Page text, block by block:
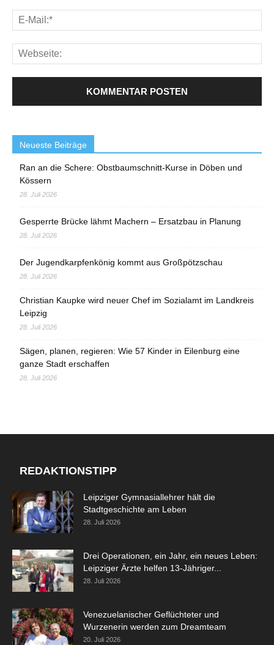
Neueste Beiträge
Ran an die Schere: Obstbaumschnitt-Kurse in Döben und
Kössern
28. Juli 2026
Gesperrte Brücke lähmt Machern – Ersatzbau in Planung
28. Juli 2026
Der Jugendkarpfenkönig kommt aus Großpötzschau
28. Juli 2026
Christian Kaupke wird neuer Chef im Sozialamt im Landkreis
Leipzig
28. Juli 2026
Sägen, planen, regieren: Wie 57 Kinder in Eilenburg eine
ganze Stadt erschaffen
28. Juli 2026
REDAKTIONSTIPP
Leipziger Gymnasiallehrer hält die
Stadtgeschichte am Leben
28. Juli 2026
Drei Operationen, ein Jahr, ein neues Leben:
Leipziger Ärzte helfen 13-Jähriger...
28. Juli 2026
Venezuelanischer Geflüchteter und
Wurzenerin werden zum Dreamteam
20. Juli 2026